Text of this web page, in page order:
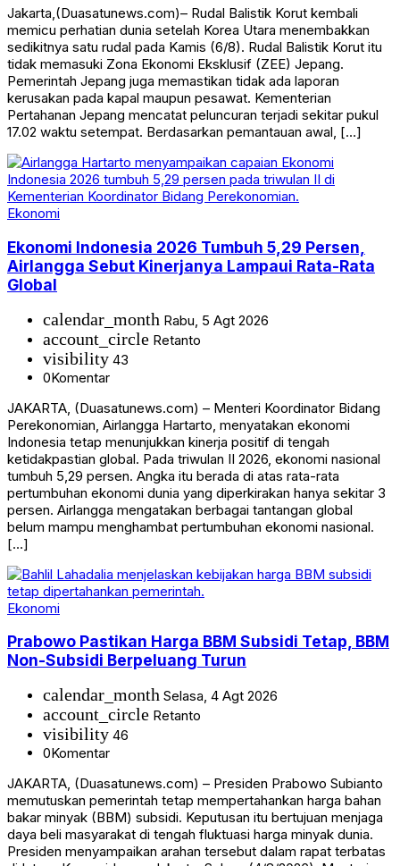
Jakarta,(Duasatunews.com)– Rudal Balistik Korut kembali
memicu perhatian dunia setelah Korea Utara menembakkan
sedikitnya satu rudal pada Kamis (6/8). Rudal Balistik Korut itu
tidak memasuki Zona Ekonomi Eksklusif (ZEE) Jepang.
Pemerintah Jepang juga memastikan tidak ada laporan
kerusakan pada kapal maupun pesawat. Kementerian
Pertahanan Jepang mencatat peluncuran terjadi sekitar pukul
17.02 waktu setempat. Berdasarkan pemantauan awal, […]
Ekonomi
Ekonomi Indonesia 2026 Tumbuh 5,29 Persen,
Airlangga Sebut Kinerjanya Lampaui Rata-Rata
Global
calendar_month Rabu, 5 Agt 2026
account_circle Retanto
visibility 43
0Komentar
JAKARTA, (Duasatunews.com) – Menteri Koordinator Bidang
Perekonomian, Airlangga Hartarto, menyatakan ekonomi
Indonesia tetap menunjukkan kinerja positif di tengah
ketidakpastian global. Pada triwulan II 2026, ekonomi nasional
tumbuh 5,29 persen. Angka itu berada di atas rata-rata
pertumbuhan ekonomi dunia yang diperkirakan hanya sekitar 3
persen. Airlangga mengatakan berbagai tantangan global
belum mampu menghambat pertumbuhan ekonomi nasional.
[…]
Ekonomi
Prabowo Pastikan Harga BBM Subsidi Tetap, BBM
Non-Subsidi Berpeluang Turun
calendar_month Selasa, 4 Agt 2026
account_circle Retanto
visibility 46
0Komentar
JAKARTA, (Duasatunews.com) – Presiden Prabowo Subianto
memutuskan pemerintah tetap mempertahankan harga bahan
bakar minyak (BBM) subsidi. Keputusan itu bertujuan menjaga
daya beli masyarakat di tengah fluktuasi harga minyak dunia.
Presiden menyampaikan arahan tersebut dalam rapat terbatas